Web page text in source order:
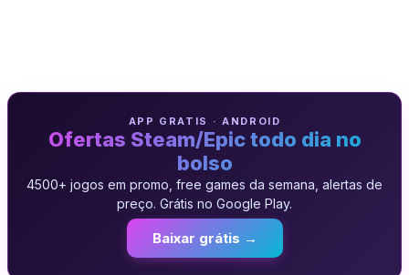
APP GRATIS · ANDROID
Ofertas Steam/Epic todo dia no
bolso
4500+ jogos em promo, free games da semana, alertas de
preço. Grátis no Google Play.
Baixar grátis →